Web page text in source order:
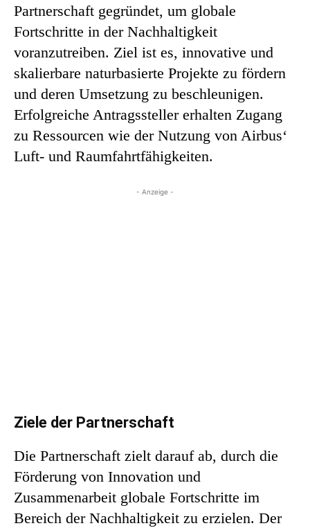
Partnerschaft gegründet, um globale
Fortschritte in der Nachhaltigkeit
voranzutreiben. Ziel ist es, innovative und
skalierbare naturbasierte Projekte zu fördern
und deren Umsetzung zu beschleunigen.
Erfolgreiche Antragssteller erhalten Zugang
zu Ressourcen wie der Nutzung von Airbus‘
Luft- und Raumfahrtfähigkeiten.
- Anzeige -
Ziele der Partnerschaft
Die Partnerschaft zielt darauf ab, durch die
Förderung von Innovation und
Zusammenarbeit globale Fortschritte im
Bereich der Nachhaltigkeit zu erzielen. Der